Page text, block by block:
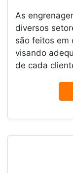
As
diversos
são feitos em
visando
de cada